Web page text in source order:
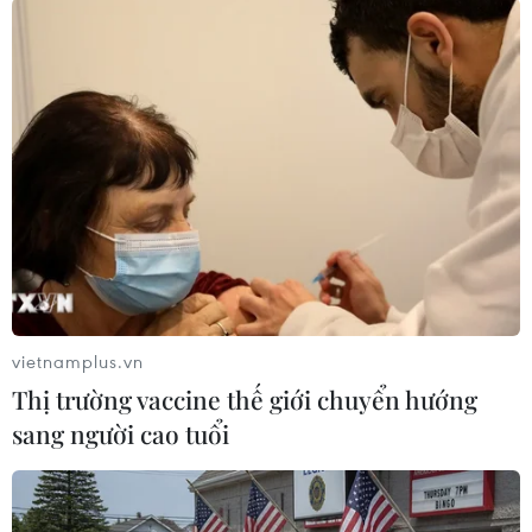
TIN LIÊN QUAN
vietnamplus.vn
Thị trường vaccine thế giới chuyển hướng
sang người cao tuổi